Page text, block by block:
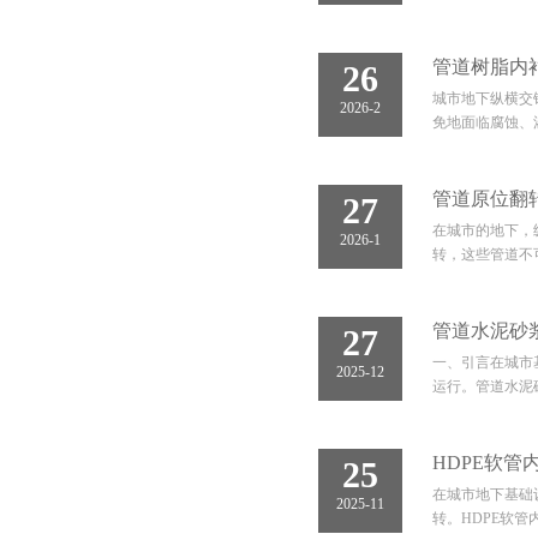
26
2026-2
管道树脂内
城市地下纵横交
免地面临腐蚀、
27
2026-1
管道原位翻
在城市的地下，
转，这些管道不
27
2025-12
管道水泥砂
一、引言在城市
运行。管道水泥
25
2025-11
HDPE软管
在城市地下基础
转。HDPE软管